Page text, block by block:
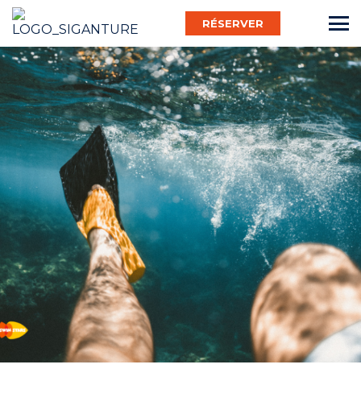
RÉSERVER
Français
Bébé Nageur
Enfant
Adulte
Activ’